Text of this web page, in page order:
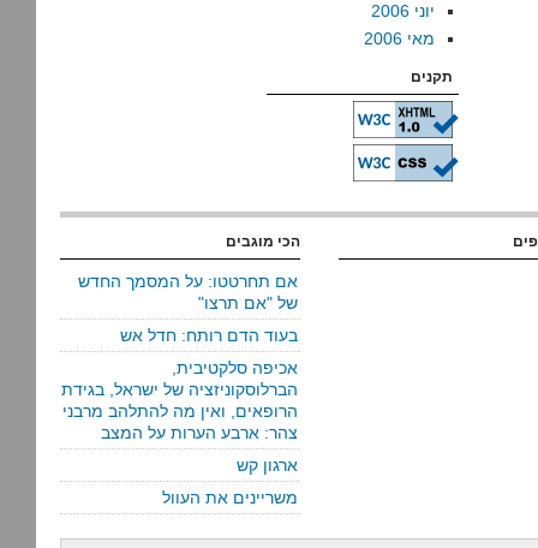
יוני 2006
מאי 2006
תקנים
הכי מוגבים
אם תחרטטו: על המסמך החדש
של "אם תרצו"
בעוד הדם רותח: חדל אש
אכיפה סלקטיבית,
הברלוסקוניזציה של ישראל, בגידת
הרופאים, ואין מה להתלהב מרבני
צהר: ארבע הערות על המצב
ארגון קש
משריינים את העוול